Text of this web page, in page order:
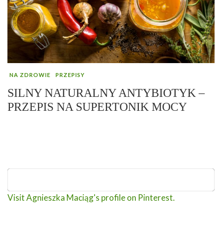
NA ZDROWIE PRZEPISY
SILNY NATURALNY ANTYBIOTYK –
PRZEPIS NA SUPERTONIK MOCY
Visit Agnieszka Maciąg's profile on Pinterest.